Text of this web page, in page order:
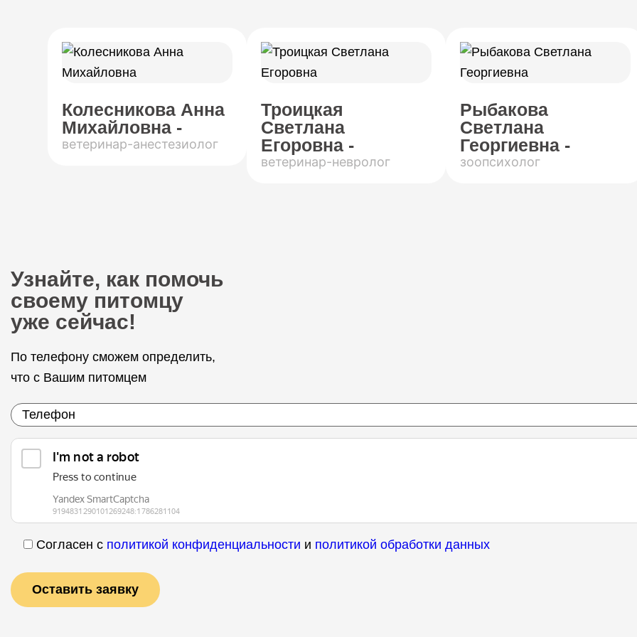
Колесникова Анна
Михайловна -
ветеринар-анестезиолог
Троицкая
Светлана
Егоровна -
ветеринар-невролог
Рыбакова
Светлана
Георгиевна -
зоопсихолог
Узнайте, как помочь
своему питомцу
уже сейчас!
По телефону сможем определить,
что с Вашим питомцем
Согласен с политикой конфиденциальности и политикой обработки данных